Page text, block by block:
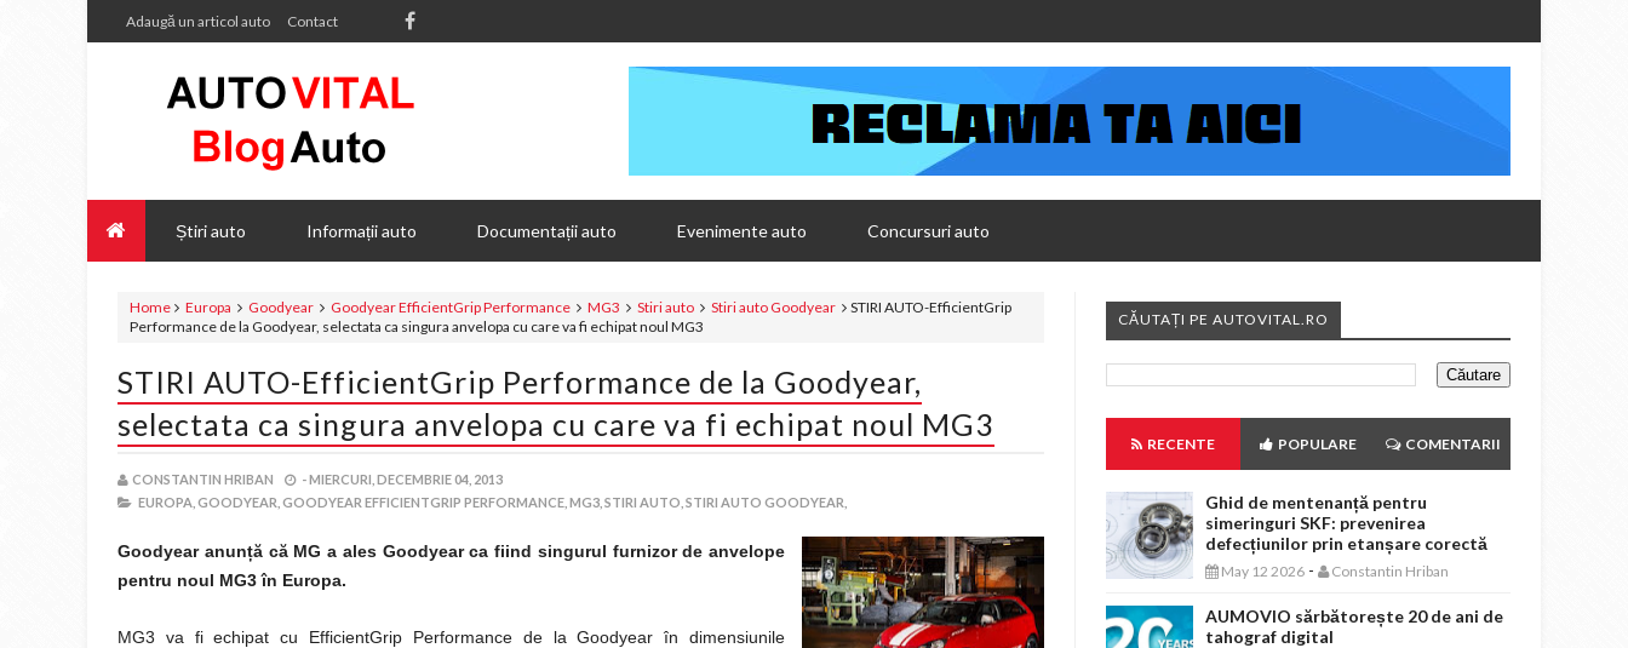
Adaugă un articol auto Contact
Știri auto Informații auto Documentații auto Evenimente auto Concursuri auto
Home Europa Goodyear Goodyear EfficientGrip Performance MG3 Stiri auto Stiri auto Goodyear
STIRI AUTO-EfficientGrip
Performance de la Goodyear, selectata ca singura anvelopa cu care va fi echipat noul MG3
STIRI AUTO-EfficientGrip Performance de la Goodyear,
selectata ca singura anvelopa cu care va fi echipat noul MG3
CONSTANTIN HRIBAN -MIERCURI, DECEMBRIE 04, 2013
EUROPA, GOODYEAR, GOODYEAR EFFICIENTGRIP PERFORMANCE, MG3, STIRI AUTO, STIRI AUTO GOODYEAR,
Goodyear anunță că MG a ales Goodyear ca fiind singurul furnizor de anvelope
pentru noul MG3 în Europa.
MG3 va fi echipat cu EfficientGrip Performance de la Goodyear în dimensiunile
CĂUTAȚI PE AUTOVITAL.RO
RECENTE POPULARE COMENTARII
Ghid de mentenanță pentru
simeringuri SKF: prevenirea
defecțiunilor prin etanșare corectă
May 12 2026 - Constantin Hriban
AUMOVIO sărbătorește 20 de ani de
tahograf digital